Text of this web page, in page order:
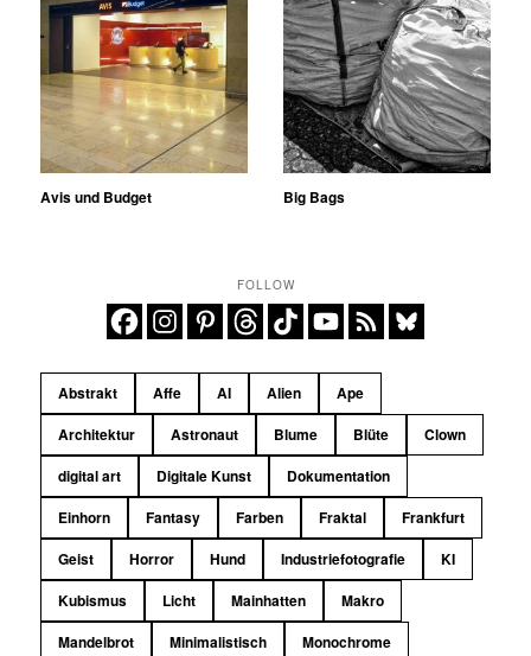
Avis und Budget Big Bags
FOLLOW
Abstrakt Affe AI Alien
Ape
Architektur
Astronaut Blume Blüte
Clown
digital art
Digitale Kunst
Dokumentation
Einhorn
Fantasy Farben Fraktal
Frankfurt
Geist
Horror Hund Industriefotografie
KI
Kubismus
Licht Mainhatten
Makro
Mandelbrot
Minimalistisch Monochrome